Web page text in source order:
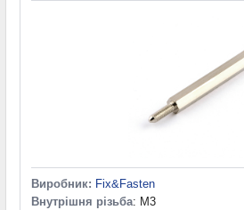
Виробник: Fix&Fasten
Внутрішня різьба: M3